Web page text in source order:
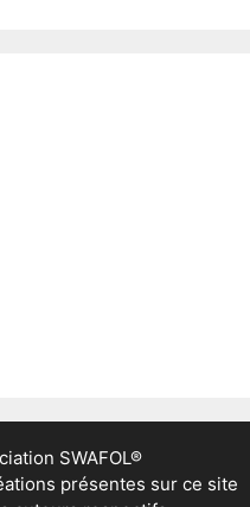
SWAFOL®
présentes sur ce site